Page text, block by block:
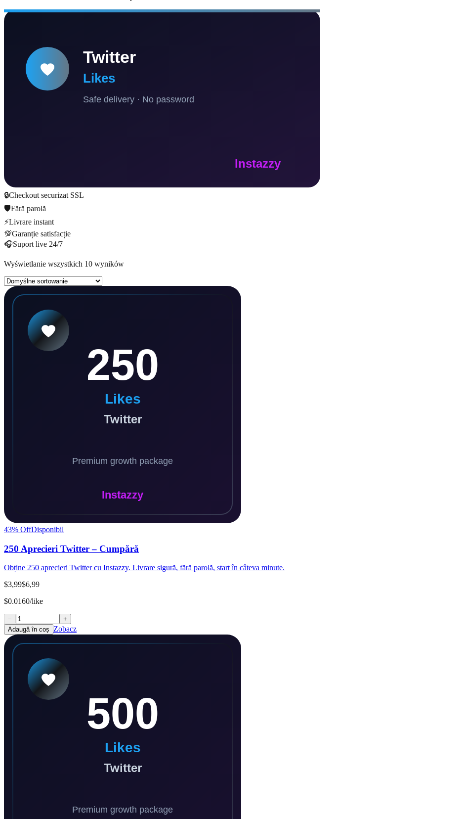
🔒Checkout securizat SSL
🛡️Fără parolă
⚡Livrare instant
💯Garanție satisfacție
🎧Suport live 24/7
Wyświetlanie wszystkich 10 wyników
43% OffDisponibil
250 Aprecieri Twitter – Cumpără
Obține 250 aprecieri Twitter cu Instazzy. Livrare sigură, fără parolă, start în câteva minute.
$3,99$6,99
$0.0160/like
−
+
Adaugă în coș
Zobacz